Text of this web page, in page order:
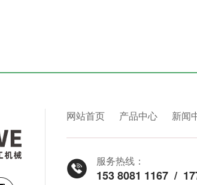
网站首页 产品中心 新闻
服务热线：
153 8081 1167 /